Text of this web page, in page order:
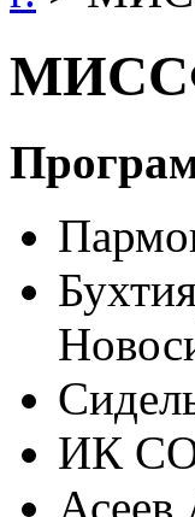
ИК СО